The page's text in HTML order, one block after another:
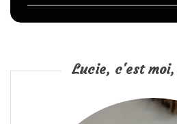
Lucie, c'est